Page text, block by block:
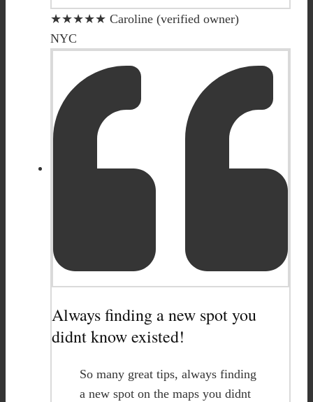
★★★★★ Caroline (verified owner)
NYC
Always finding a new spot you
didnt know existed!
So many great tips, always finding
a new spot on the maps you didnt